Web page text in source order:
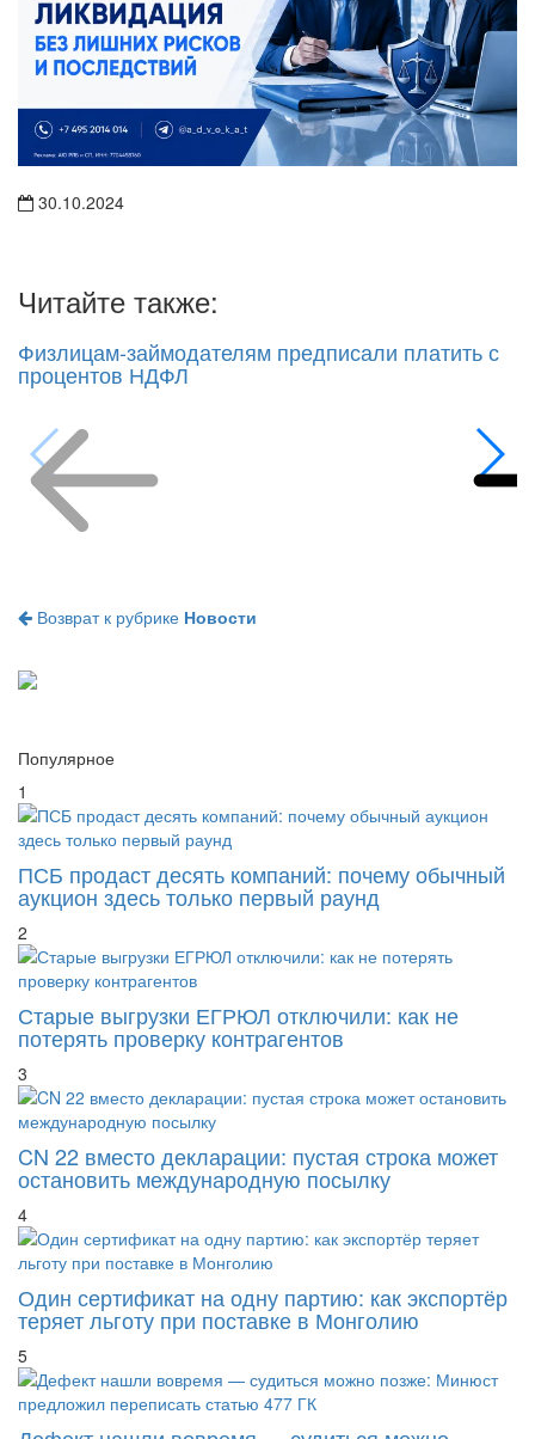
процентов НДФЛ
1
ПСБ продаст десять компаний: почему обычный
аукцион здесь только первый раунд
2
Старые выгрузки ЕГРЮЛ отключили: как не
потерять проверку контрагентов
3
CN 22 вместо декларации: пустая строка может
остановить международную посылку
4
Один сертификат на одну партию: как экспортёр
теряет льготу при поставке в Монголию
5
Дефект нашли вовремя — судиться можно